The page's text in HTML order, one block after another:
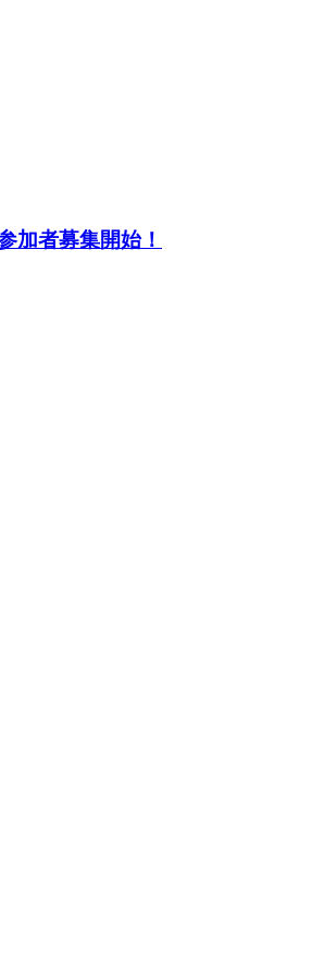
加者募集開始！